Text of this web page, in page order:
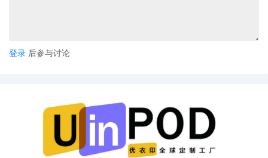
行动，让很多亚马逊卖家接连爆单，一些亚马逊运营至今怀念当时
美国这次如果对普通家庭进行发范围现金补助，正值黑五圣诞旺
季，对拉动电商消费，真的是大好事。
登录 后参与讨论